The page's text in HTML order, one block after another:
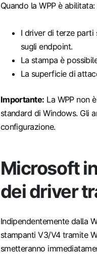
Quando la WPP è abilitata:
I driver di terze parti
sugli endpoint.
La stampa è
La superficie di
Importante: La WPP non
standard di Windows. Gli
configurazione.
Microsoft
dei driver
Indipendentemente dalla
stampanti V3/V4 tramite
smetteranno